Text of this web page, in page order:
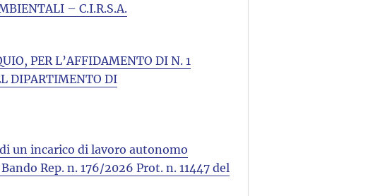
– C.I.R.S.A.
PER L’AFFIDAMENTO DI N. 1
DIPARTIMENTO DI
un incarico di lavoro autonomo
Rep. n. 176/2026 Prot. n. 11447 del